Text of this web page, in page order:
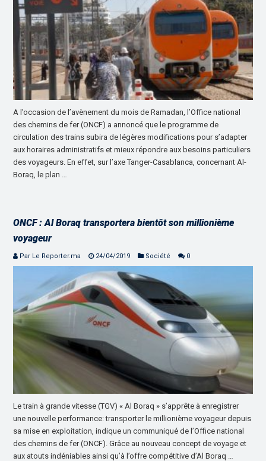
A l’occasion de l’avènement du mois de Ramadan, l’Office national
des chemins de fer (ONCF) a annoncé que le programme de
circulation des trains subira de légères modifications pour s’adapter
aux horaires administratifs et mieux répondre aux besoins particuliers
des voyageurs. En effet, sur l’axe Tanger-Casablanca, concernant Al-
Boraq, le plan …
ONCF : Al Boraq transportera bientôt son millionième
voyageur
Par Le Reporter.ma 24/04/2019 Société 0
Le train à grande vitesse (TGV) « Al Boraq » s’apprête à enregistrer
une nouvelle performance: transporter le millionième voyageur depuis
sa mise en exploitation, indique un communiqué de l’Office national
des chemins de fer (ONCF). Grâce au nouveau concept de voyage et
aux atouts indéniables ainsi qu’à l’offre compétitive d’Al Boraq …